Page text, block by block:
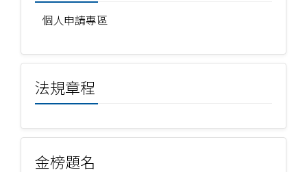
個人申請專區
法規章程
金榜題名